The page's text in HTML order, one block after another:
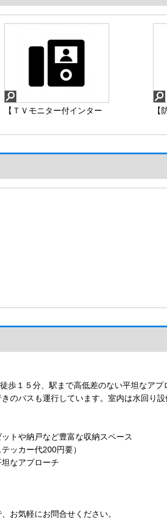
【ＴＶモニター付インター
【ＴＶモニター付インター
対応出来るので安心です。
【
さ
ぐ
歩１５分、駅まで高低差のない平坦なア
のバスも運行しています。室内は水回り
トや納戸など豊富な収納スペース
ッカー代200円要）
なアプローチ
お気軽にお問合せください。